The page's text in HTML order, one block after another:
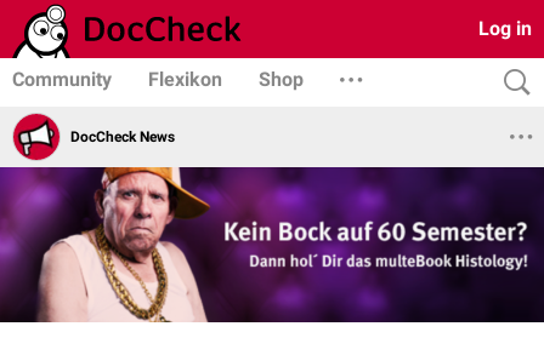
Log in
Community Flexikon Shop
DocCheck News